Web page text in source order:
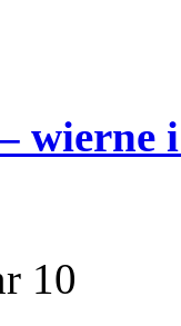
wierne
10